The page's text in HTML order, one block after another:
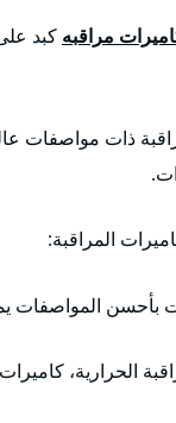
مراقبه كبد
ذات مواصفات
المراقبة:
بأحسن المواصفات
الحرارية،